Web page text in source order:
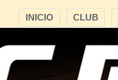
CLUB
INICIO